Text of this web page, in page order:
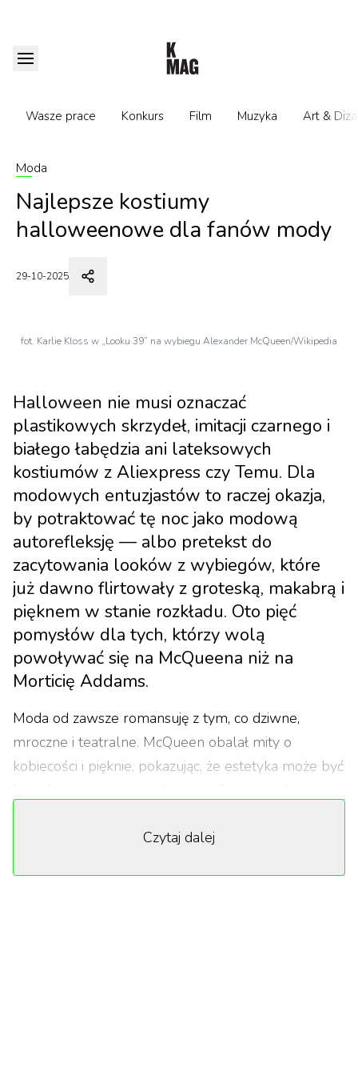
Wasze prace Konkurs Film Muzyka Art &
Moda
Najlepsze kostiumy
halloweenowe dla fanów mody
29-10-2025
fot. Karlie Kloss w „Looku 39” na wybiegu Alexander McQueen/Wikipedia
Halloween nie musi oznaczać
plastikowych skrzydeł, imitacji czarnego i
białego łabędzia ani lateksowych
kostiumów z Aliexpress czy Temu. Dla
modowych entuzjastów to raczej okazja,
by potraktować tę noc jako modową
autorefleksję — albo pretekst do
zacytowania looków z wybiegów, które
już dawno flirtowały z groteską, makabrą i
pięknem w stanie rozkładu. Oto pięć
pomysłów dla tych, którzy wolą
powoływać się na McQueena niż na
Morticię Addams.
Moda od zawsze romansuję z tym, co dziwne,
mroczne i teatralne. McQueen obalał mity o
kobiecości i pięknie, pokazując, że estetyka może być
brutalna, nawet przerażająca – jak w jego słynnej
jak po bitwie, a jednocześnie emanowały siłą. To
Czytaj dalej